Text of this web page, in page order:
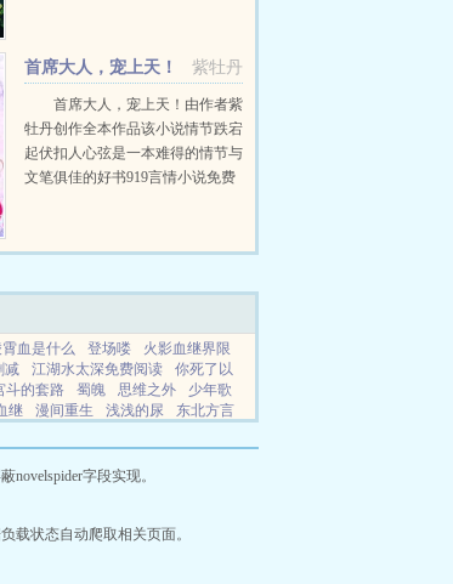
讶的发现，他们居然穿越到了一...
紫牡丹
首席大人，宠上天！
首席大人，宠上天！由作者紫
牡丹创作全本作品该小说情节跌宕
起伏扣人心弦是一本难得的情节与
文笔俱佳的好书919言情小说免费
血是什么 登场喽
火影血继界限
减 江湖水太深免费阅读
你死了以
斗的套路 蜀魄 思维之外
少年歌
继 漫间重生 浅浅的尿
东北方言
韩剧大叔请收留我
登场的含义
明开局夺舍朱瞻墡最新章节列表
免费阅读最新章节
血玉惊鸾原
夫妻成长日记全文阅读
字段实现。
载状态自动爬取相关页面。